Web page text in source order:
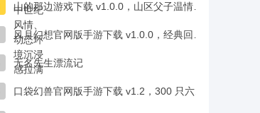
无名先生漂流记